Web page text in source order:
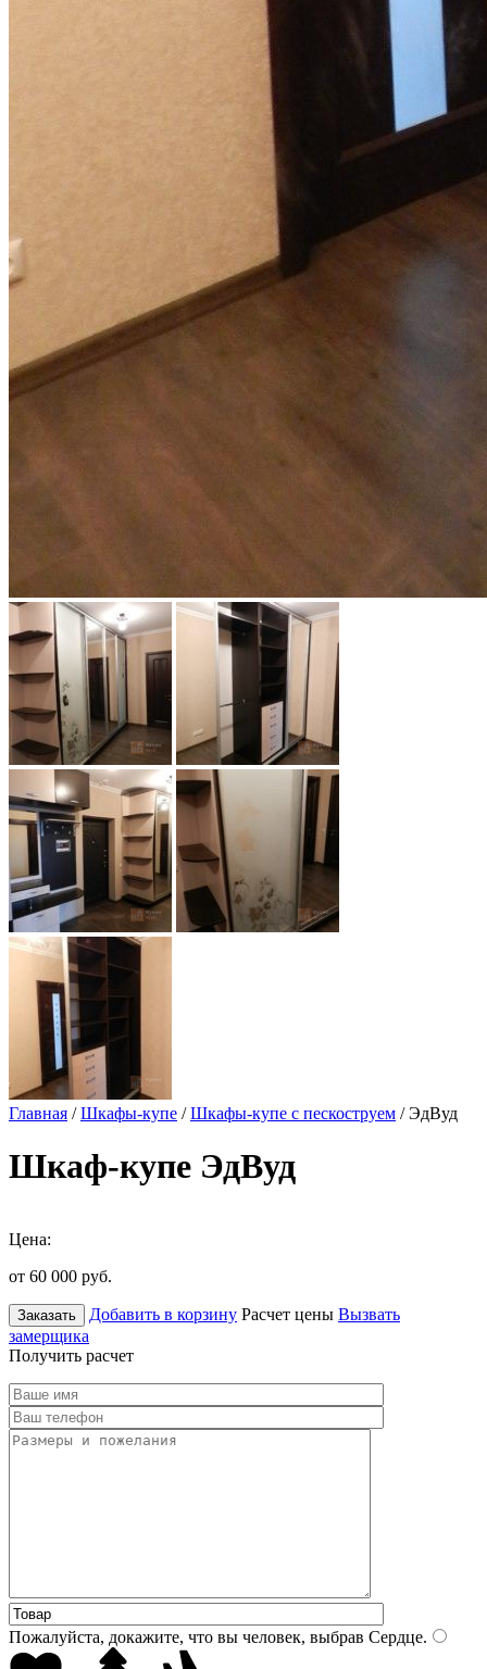
Главная /Шкафы-купе /Шкафы-купе с пескоструем / ЭдВуд
Шкаф-купе ЭдВуд
Цена:
от 60 000 руб.
Заказать Добавить в корзину Расчет цены Вызвать
замерщика
Получить расчет
Пожалуйста, докажите, что вы человек, выбрав Сердце.